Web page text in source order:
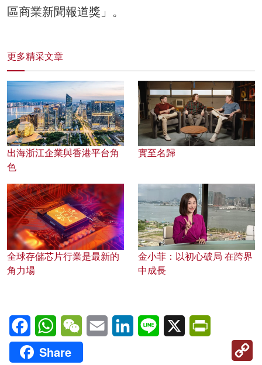
區商業新聞報道獎」。
更多精采文章
出海浙江企業與香港平台角
色
實至名歸
全球存儲芯片行業是最新的
角力場
金小菲：以初心破局 在跨界
中成長
FacebookWhatsAppWeChatEmail LinkedInLine X
Share